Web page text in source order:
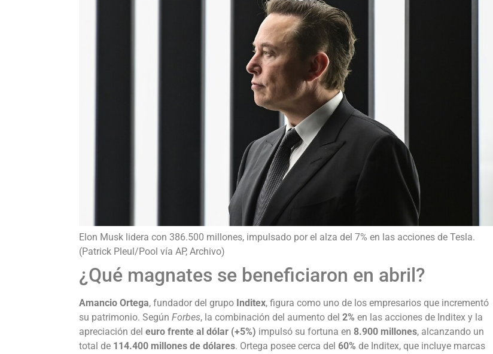
Elon Musk lidera con 386.500 millones, impulsado por el alza del 7% en las acciones de Tesla.
(Patrick Pleul/Pool vía AP, Archivo)
¿Qué magnates se beneficiaron en abril?
Amancio Ortega, fundador del grupo Inditex, figura como uno de los empresarios que incrementó
su patrimonio. Según Forbes, la combinación del aumento del 2% en las acciones de Inditex y la
apreciación del euro frente al dólar (+5%) impulsó su fortuna en 8.900 millones, alcanzando un
total de 114.400 millones de dólares. Ortega posee cerca del 60% de Inditex, que incluye marcas